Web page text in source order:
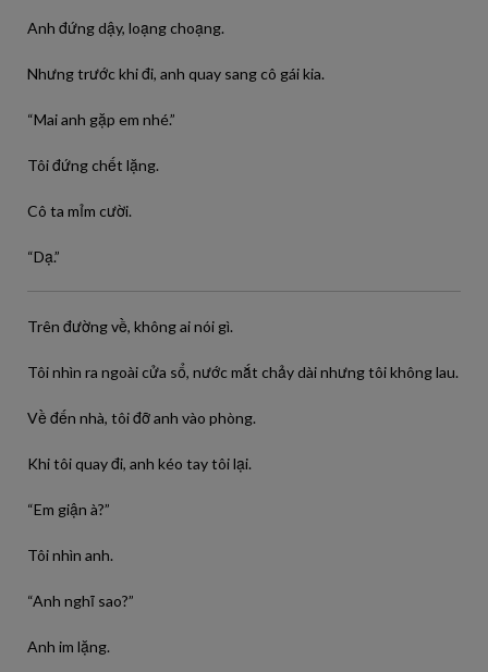
Anh đứng dậy, loạng choạng.
Nhưng trước khi đi, anh quay sang cô gái kia.
“Mai anh gặp em nhé.”
Tôi đứng chết lặng.
Cô ta mỉm cười.
“Dạ.”
Trên đường về, không ai nói gì.
Tôi nhìn ra ngoài cửa sổ, nước mắt chảy dài nhưng tôi không lau.
Về đến nhà, tôi đỡ anh vào phòng.
Khi tôi quay đi, anh kéo tay tôi lại.
“Em giận à?”
Tôi nhìn anh.
“Anh nghĩ sao?”
Anh im lặng.